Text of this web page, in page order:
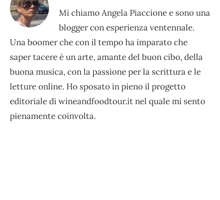
Mi chiamo Angela Piaccione e sono una
blogger con esperienza ventennale.
Una boomer che con il tempo ha imparato che
saper tacere è un arte, amante del buon cibo, della
buona musica, con la passione per la scrittura e le
letture online. Ho sposato in pieno il progetto
editoriale di wineandfoodtour.it nel quale mi sento
pienamente coinvolta.